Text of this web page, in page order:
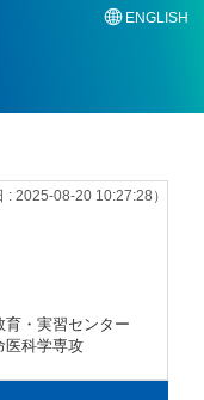
ENGLISH
: 2025-08-20 10:27:28）
・実習センター
医科学専攻